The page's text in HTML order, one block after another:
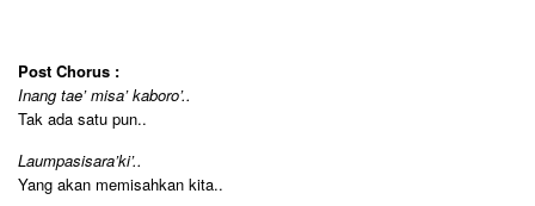
Post Chorus :
Inang tae’ misa’ kaboro’..
Tak ada satu pun..
Laumpasisara’ki’..
Yang akan memisahkan kita..